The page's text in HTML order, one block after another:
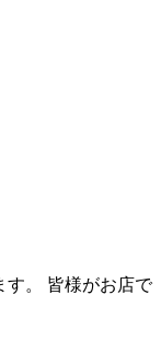
す。 皆様がお店で